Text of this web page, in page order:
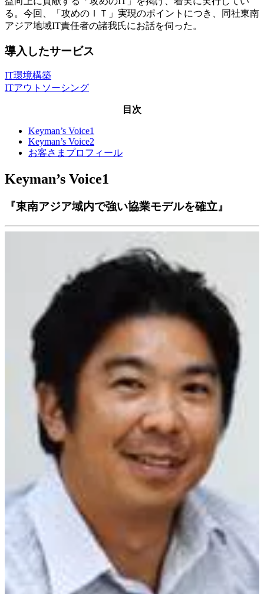
る。今回、「攻めのＩＴ」実現のポイントにつき、同社東南
アジア地域IT責任者の諸我氏にお話を伺った。
導入したサービス
IT環境構築
ITアウトソーシング
目次
Keyman’s Voice1
Keyman’s Voice2
お客さまプロフィール
Keyman’s Voice1
『東南アジア域内で強い協業モデルを確立』